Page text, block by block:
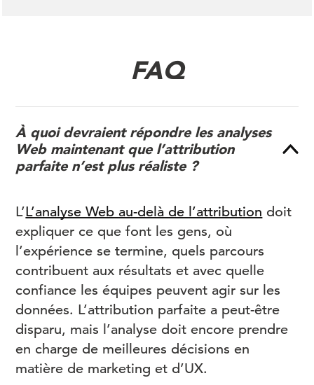
FAQ
À quoi devraient répondre les analyses
Web maintenant que l’attribution
parfaite n’est plus réaliste ?
L’L’analyse Web au-delà de l’attribution doit
expliquer ce que font les gens, où
l’expérience se termine, quels parcours
contribuent aux résultats et avec quelle
confiance les équipes peuvent agir sur les
données. L’attribution parfaite a peut-être
disparu, mais l’analyse doit encore prendre
en charge de meilleures décisions en
matière de marketing et d’UX.